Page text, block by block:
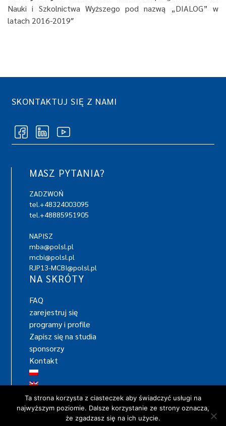
Nauki i Szkolnictwa Wyższego pod nazwą „DIALOG” w
latach 2016-2019″
SKONTAKTUJ SIĘ Z NAMI
MASZ PYTANIA?
ZADZWOŃ
tel.+48324003095
tel.+48885951905
NAPISZ
mba@polsl.pl
mcbi@polsl.pl
RJP13-MCBI@polsl.pl
NA SKRÓTY
FAQ
zarejestruj się
programy i profile
Zapisz się na studia
sponsorzy
Kontakt
Ta strona korzysta z ciasteczek aby świadczyć usługi na
najwyższym poziomie. Dalsze korzystanie ze strony oznacza,
że zgadzasz się na ich użycie.